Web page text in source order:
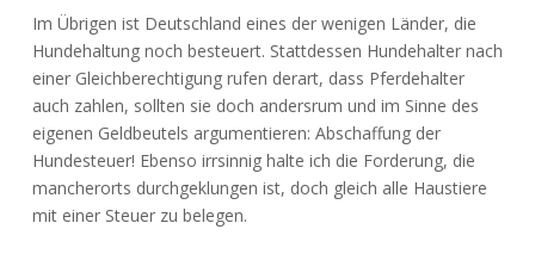
Im Übrigen ist Deutschland eines der wenigen Länder, die
Hundehaltung noch besteuert. Stattdessen Hundehalter nach
einer Gleichberechtigung rufen derart, dass Pferdehalter
auch zahlen, sollten sie doch andersrum und im Sinne des
eigenen Geldbeutels argumentieren: Abschaffung der
Hundesteuer! Ebenso irrsinnig halte ich die Forderung, die
mancherorts durchgeklungen ist, doch gleich alle Haustiere
mit einer Steuer zu belegen.